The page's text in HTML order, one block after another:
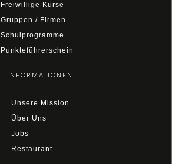
Freiwillige Kurse
Gruppen / Firmen
Schulprogramme
Punkteführerschein
INFORMATIONEN
Unsere Mission
Über Uns
Jobs
Restaurant